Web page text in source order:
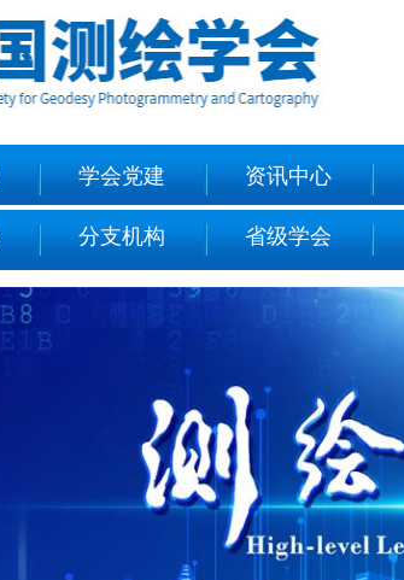
学会党建 资讯中心
分支机构 省级学会